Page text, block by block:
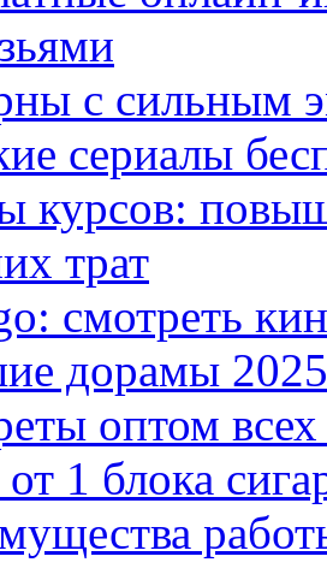
с сильным
сериалы
курсов:
трат
смотреть
дорамы
оптом
от 1 блока